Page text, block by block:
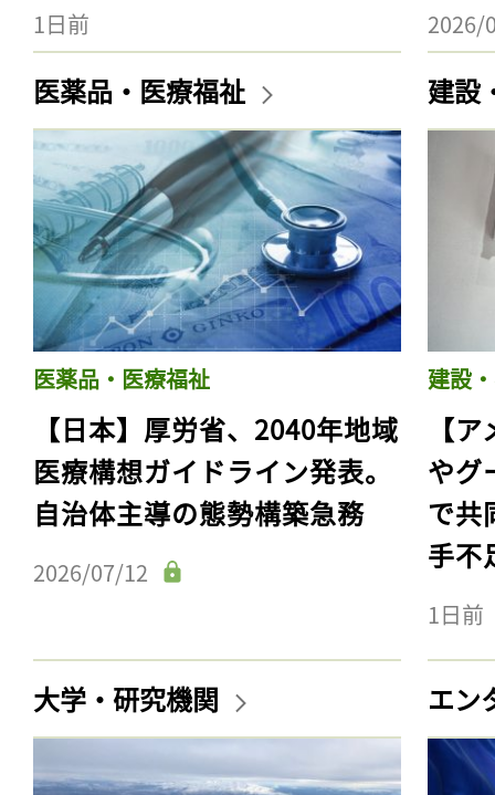
1日前 2026/
医薬品・医療福祉
医薬品・医療福祉
【日本】厚労省、2040年地域
医療構想ガイドライン発表。
自治体主導の態勢構築急務
2026/07/12
建設
建設
【
やグ
で共
手不
1日前
大学・研究機関 エン